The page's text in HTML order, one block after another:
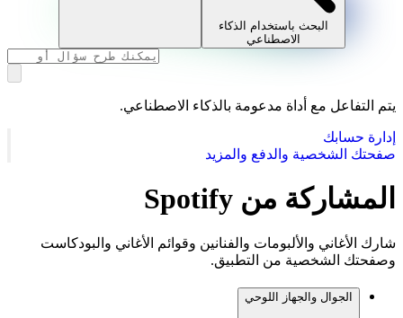
البحث باستخدام الذكاء
الاصطناعي
يتم التفاعل مع أداة مدعومة بالذكاء الاصطناعي.
إدارة حسابك
صفحتك الشخصية والدفع والمزيد
المشاركة من Spotify
شارك الأغاني والألبومات والفنانين وقوائم الأغاني والبودكاست
وصفحتك الشخصية من التطبيق.
الجوال والجهاز اللوحي